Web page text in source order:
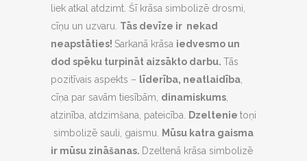
liek atkal atdzimt. Šī krāsa simbolizē drosmi,
cīņu un uzvaru. Tās devīze ir nekad
neapstāties! Sarkanā krāsa iedvesmo un
dod spēku turpināt aizsākto darbu. Tās
pozitīvais aspekts – līderība, neatlaidība,
cīņa par savām tiesībām, dinamiskums,
atzinība, atdzimšana, pateicība. Dzeltenie toņi
simbolizē sauli, gaismu. Mūsu katra gaisma
ir mūsu zināšanas. Dzeltenā krāsa simbolizē